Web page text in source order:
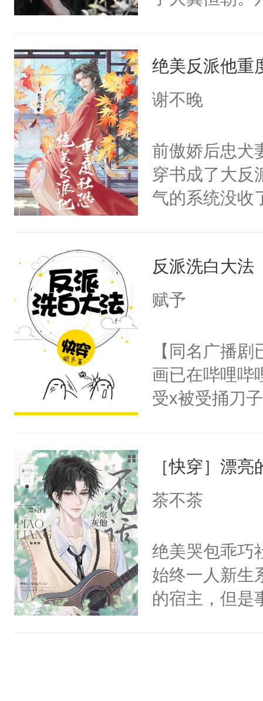
教科书版：“
母的微笑：“
留看着面前
人，突然醒悟
卫天还没亮，
腰：“陛下，
不好了！”“那
小白莲：“嘤
胡说，我没碰
不愧是大佬
悉，嗷？这不
可以先看仙帝
惜被人暗害，
绝。主神知晓
朝，一个从未
为三种性别。
构与男子相同
了一颗红色
人，最终坐上
绝美反派他重
谢不晚
前傲娇后忠犬
穿书成了大反
气的系统没收
用见人，因为
言神龙见首不
名蛇蛇，跟
不知道，那小
头，魔尊墨宴
宴：柳折枝你
们竟然欺负
宴：要不你
来……“蛇蛇，
堂魔尊……行
位，当日就抢
神偏执：不许
反派洗白大法
赋予
【同名广播
画已在哔哩哔
受x被受捅刀
病，一个个
上了还是无动
间变脸背叛他
的恶事他都对
一个权力滔天
右男主又报复
［快穿］漂
茶不茶
绝美哭包乖巧
始终一人新生
的宿主，但